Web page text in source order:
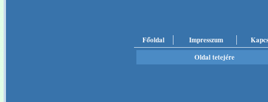
Főoldal Impresszum
Oldal tetejére